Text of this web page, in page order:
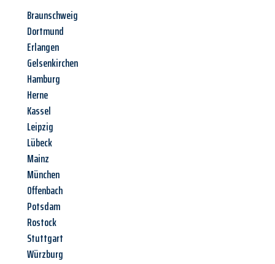
Braunschweig
Dortmund
Erlangen
Gelsenkirchen
Hamburg
Herne
Kassel
Leipzig
Lübeck
Mainz
München
Offenbach
Potsdam
Rostock
Stuttgart
Würzburg